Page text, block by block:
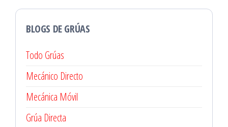
BLOGS DE GRÚAS
Todo Grúas
Mecánico Directo
Mecánica Móvil
Grúa Directa